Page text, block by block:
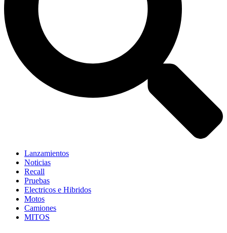
Lanzamientos
Noticias
Recall
Pruebas
Electricos e Hibridos
Motos
Camiones
MITOS